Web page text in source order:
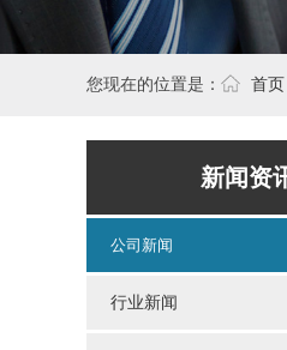
您现在的位置是： 首页
新闻资
公司新闻
行业新闻